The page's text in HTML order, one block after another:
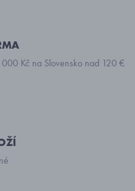
Kč na Slovensko nad 120 €